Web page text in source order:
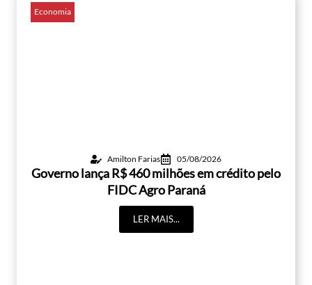
Economia
Amilton Farias 05/08/2026
Governo lança R$ 460 milhões em crédito pelo
FIDC Agro Paraná
LER MAIS...